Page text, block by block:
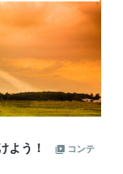
よう！
コンテ